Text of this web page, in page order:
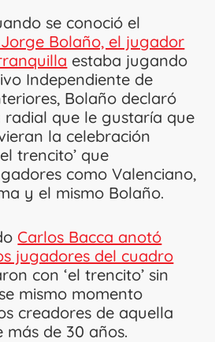
se conoció el
Bolaño, el jugador
estaba jugando
Independiente de
Bolaño declaró
que le gustaría que
la celebración
trencito’ que
como Valenciano,
y el mismo Bolaño.
Carlos Bacca anotó
jugadores del cuadro
con ‘el trencito’ sin
mismo momento
creadores de aquella
más de 30 años.